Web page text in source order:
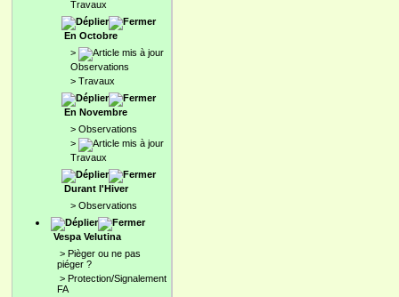
Travaux
En Octobre
>
Observations
> Travaux
En Novembre
> Observations
>
Travaux
Durant l'Hiver
> Observations
Vespa Velutina
> Pièger ou ne pas
piéger ?
> Protection/Signalement
FA